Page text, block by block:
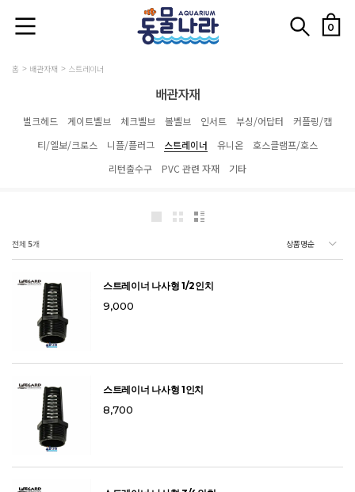
0
홈 배관자재 스트레이너
배관자재
벌크헤드 게이트벨브 체크벨브 볼벨브 인서트 부싱/어답터
커플링/캡
티/엘보/크로스
니플/플러그 스트레이너 유니온
호스클램프/호스
리턴출수구
PVC 관련 자재 기타
전체 5개
스트레이너 나사형 1/2인치
9,000
스트레이너 나사형 1인치
8,700